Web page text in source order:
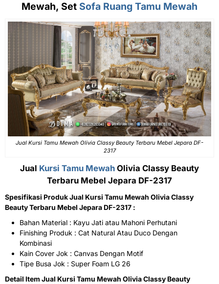
Mewah, Set Sofa Ruang Tamu Mewah
Jual Kursi Tamu Mewah Olivia Classy Beauty Terbaru Mebel Jepara DF-
2317
Jual Kursi Tamu Mewah Olivia Classy Beauty
Terbaru Mebel Jepara DF-2317
Spesifikasi Produk Jual Kursi Tamu Mewah Olivia Classy
Beauty Terbaru Mebel Jepara DF-2317 :
Bahan Material : Kayu Jati atau Mahoni Perhutani
Finishing Produk : Cat Natural Atau Duco Dengan
Kombinasi
Kain Cover Jok : Canvas Dengan Motif
Tipe Busa Jok : Super Foam LG 26
Detail Item Jual Kursi Tamu Mewah Olivia Classy Beauty